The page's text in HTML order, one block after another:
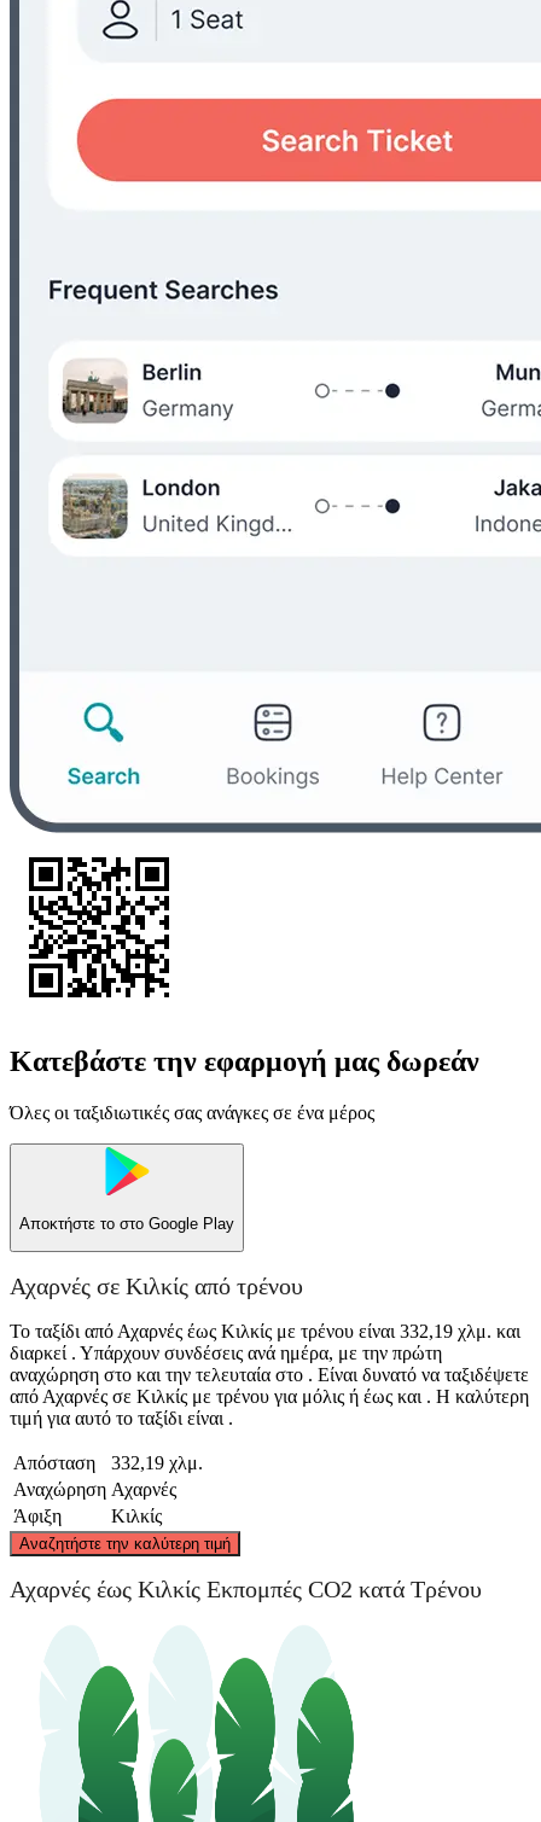
Κατεβάστε την εφαρμογή μας δωρεάν
Όλες οι ταξιδιωτικές σας ανάγκες σε ένα μέρος
Αποκτήστε το στο Google Play
Αχαρνές σε Κιλκίς από τρένου
Το ταξίδι από Αχαρνές έως Κιλκίς με τρένου είναι 332,19 χλμ. και
διαρκεί . Υπάρχουν συνδέσεις ανά ημέρα, με την πρώτη
αναχώρηση στο και την τελευταία στο . Είναι δυνατό να ταξιδέψετε
από Αχαρνές σε Κιλκίς με τρένου για μόλις ή έως και . Η καλύτερη
τιμή για αυτό το ταξίδι είναι .
Απόσταση
332,19 χλμ.
Αναχώρηση Αχαρνές
Άφιξη
Κιλκίς
Αναζητήστε την καλύτερη τιμή
Acharnes
Αχαρνές έως Κιλκίς Εκπομπές CO2 κατά Τρένου